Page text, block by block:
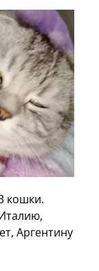
кошки.
Аргентину